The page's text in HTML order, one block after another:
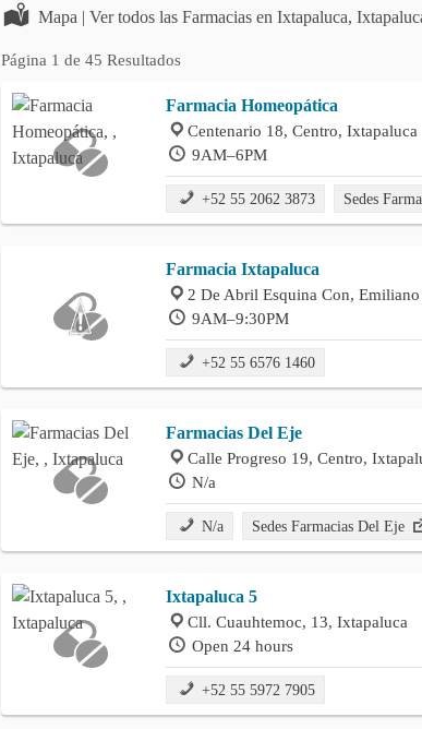
Mapa | Ver todos las Farmacias en Ixtapaluca,
Página 1 de 45 Resultados
Farmacia Homeopática
Centenario 18, Centro, Ixtapaluca
9AM–6PM
+52 55 2062 3873 Sedes
Farmacia Ixtapaluca
2 De Abril Esquina Con,
9AM–9:30PM
+52 55 6576 1460
Farmacias Del Eje
Calle Progreso 19, Centro,
N/a
N/a Sedes Farmacias Del Eje
Ixtapaluca 5
Cll. Cuauhtemoc, 13, Ixtapaluca
Open 24 hours
+52 55 5972 7905